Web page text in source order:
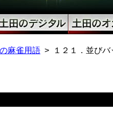
麻雀用語 １２１．並び